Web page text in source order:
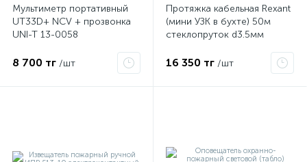
Мультиметр портативный
UT33D+ NCV + прозвонка
UNI-T 13-0058
8 700 тг /шт
Протяжка кабельная Rexant
(мини УЗК в бухте) 50м
стеклопруток d3.5мм
16 350 тг /шт